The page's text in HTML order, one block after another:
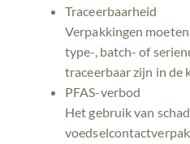
Traceerbaarheid
Verpakkingen
type-, batch- of
traceerbaar zijn in de
PFAS-verbod
Het gebruik van